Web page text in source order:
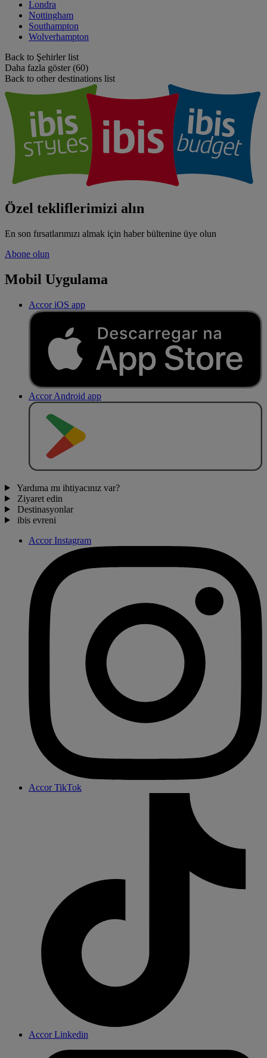
Londra
Nottingham
Southampton
Wolverhampton
Back to Şehirler list
Daha fazla göster (60)
Back to other destinations list
Özel tekliflerimizi alın
En son fırsatlarımızı almak için haber bültenine üye olun
Abone olun
Mobil Uygulama
Accor iOS app
Accor Android app
Yardıma mı ihtiyacınız var?
Ziyaret edin
Destinasyonlar
ibis evreni
Accor Instagram
Accor TikTok
Accor Linkedin